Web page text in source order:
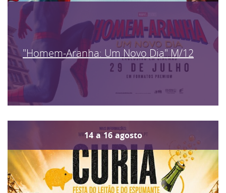
"Homem-Aranha: Um Novo Dia" M/12
14 a 16 agosto